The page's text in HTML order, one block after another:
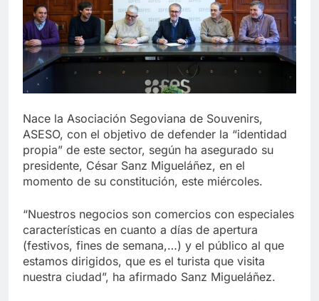
Nace la Asociación Segoviana de Souvenirs,
ASESO, con el objetivo de defender la “identidad
propia” de este sector, según ha asegurado su
presidente, César Sanz Migueláñez, en el
momento de su constitución, este miércoles.
“Nuestros negocios son comercios con especiales
características en cuanto a días de apertura
(festivos, fines de semana,…) y el público al que
estamos dirigidos, que es el turista que visita
nuestra ciudad”, ha afirmado Sanz Migueláñez.